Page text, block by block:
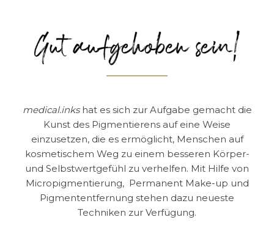
medical.inkshat es sich zur Aufgabe gemacht die
Kunst des Pigmentierens auf eine Weise
einzusetzen, die es ermöglicht, Menschen auf
kosmetischem Weg zu einem besseren Körper-
und Selbstwertgefühl zu verhelfen. Mit Hilfe von
Micropigmentierung, Permanent Make-up und
Pigmententfernung stehen dazu neueste
Techniken zur Verfügung.